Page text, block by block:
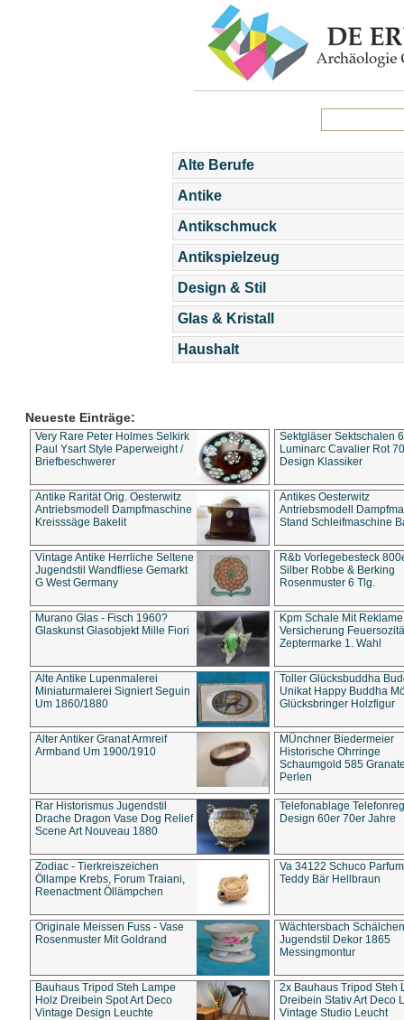
Alte Berufe
Antike
Antikschmuck
Antikspielzeug
Design & Stil
Glas & Kristall
Haushalt
Neueste Einträge:
Very Rare Peter Holmes Selkirk
Paul Ysart Style Paperweight /
Briefbeschwerer
Sektgläser Sektschalen
Luminarc Cavalier Rot
Design Klassiker
Antike Rarität Orig. Oesterwitz
Antriebsmodell Dampfmaschine
Kreisssäge Bakelit
Antikes Oesterwitz
Antriebsmodell
Stand Schleifmaschine
Vintage Antike Herrliche Seltene
Jugendstil Wandfliese Gemarkt
G West Germany
R&b Vorlegebesteck
Silber Robbe & Berking
Rosenmuster 6 Tlg.
Murano Glas - Fisch 1960?
Glaskunst Glasobjekt Mille Fiori
Kpm Schale Mit Reklame
Versicherung
Zeptermarke 1. Wahl
Alte Antike Lupenmalerei
Miniaturmalerei Signiert Seguin
Um 1860/1880
Toller Glücksbuddha
Unikat Happy Buddha
Glücksbringer Holzfigur
Alter Antiker Granat Armreif
Armband Um 1900/1910
MÜnchner Biedermeier
Historische Ohrringe
Schaumgold 585
Perlen
Rar Historismus Jugendstil
Drache Dragon Vase Dog Relief
Scene Art Nouveau 1880
Telefonablage
Design 60er 70er Jahre
Zodiac - Tierkreiszeichen
Öllampe Krebs, Forum Traiani,
Reenactment Öllämpchen
Va 34122 Schuco
Teddy Bär Hellbraun
Originale Meissen Fuss - Vase
Rosenmuster Mit Goldrand
Wächtersbach Schälchen
Jugendstil Dekor 1865
Messingmontur
Bauhaus Tripod Steh Lampe
Holz Dreibein Spot Art Deco
Vintage Design Leuchte
2x Bauhaus Tripod Steh
Dreibein Stativ Art Deco
Vintage Studio Leucht